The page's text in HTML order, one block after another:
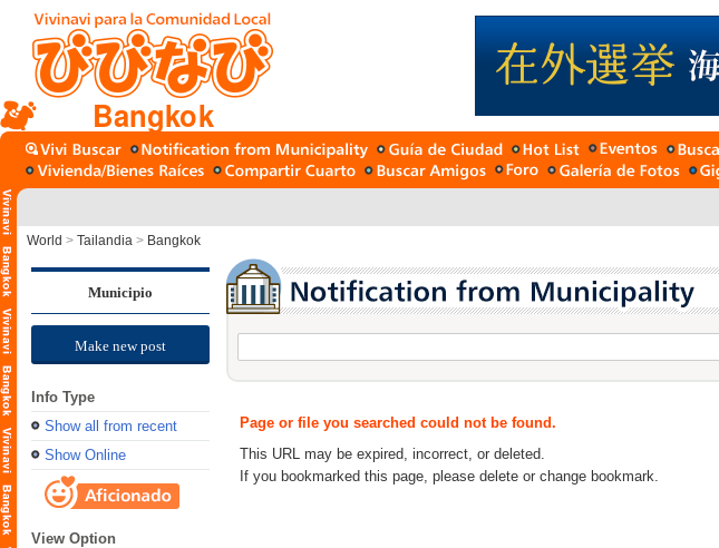
Bangkok
World > Tailandia > Bangkok
Municipio
Make new post
Info Type
Show all from recent
Show Online
View Option
Page or file you searched could not be found.
This URL may be expired, incorrect, or deleted.
If you bookmarked this page, please delete or change bookmark.